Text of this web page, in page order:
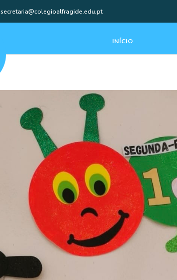
secretaria@colegioalfragide.edu.pt
INÍCIO